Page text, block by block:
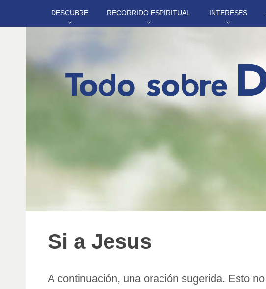
Si a Jesus
A continuación, una oración sugerida. Esto
DESCUBRE RECORRIDO ESPIRITUAL INTERESES